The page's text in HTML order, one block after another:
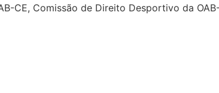
CE, Comissão de Direito Desportivo da